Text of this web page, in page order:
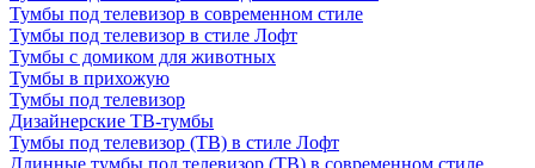
Тумбы под телевизор в современном стиле
Тумбы под телевизор в стиле Лофт
Тумбы с домиком для животных
Тумбы в прихожую
Тумбы под телевизор
Дизайнерские ТВ-тумбы
Тумбы под телевизор (ТВ) в стиле Лофт
Длинные тумбы под телевизор (ТВ) в современном стиле